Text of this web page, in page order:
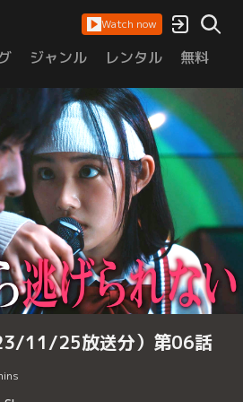
Watch now
ジャンル レンタル 無料
11/25放送分）第06話